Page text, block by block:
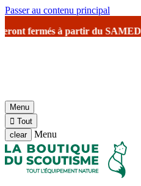
Passer au contenu principal
fermés à partir du SAMEDI
Menu
 Tout
clear
Menu